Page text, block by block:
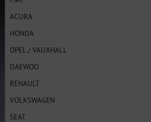
ACURA
HONDA
OPEL / VAUXHALL
DAEWOO
RENAULT
VOLKSWAGEN
SEAT